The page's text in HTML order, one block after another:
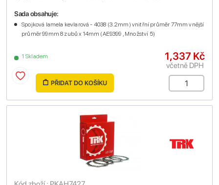
1 Skladem
Sada obsahuje:
Spojková lamela kevlarová - 4038 (3.2mm) vnitřní průměr 77mm vnější
průměr 99mm 8 zubů x 14mm (AE9399 , Množství 5)
1,337 Kč
včetně DPH
PŘIDAT DO KOŠÍKU